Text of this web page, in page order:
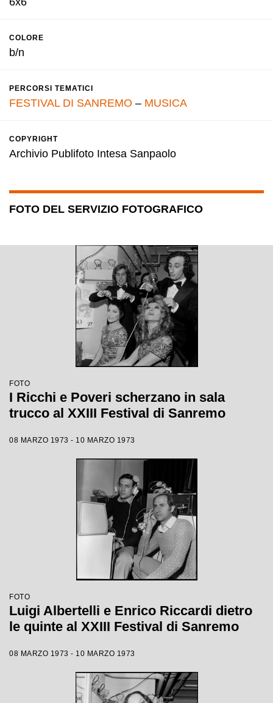
COLORE
b/n
PERCORSI TEMATICI
FESTIVAL DI SANREMO – MUSICA
COPYRIGHT
Archivio Publifoto Intesa Sanpaolo
FOTO DEL SERVIZIO FOTOGRAFICO
FOTO
I Ricchi e Poveri scherzano in sala
trucco al XXIII Festival di Sanremo
08 MARZO 1973 - 10 MARZO 1973
FOTO
Luigi Albertelli e Enrico Riccardi dietro
le quinte al XXIII Festival di Sanremo
08 MARZO 1973 - 10 MARZO 1973